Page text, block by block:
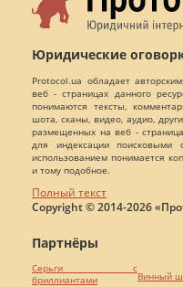
Юридические
Protocol.ua обладает
веб - страницах данного
понимаются тексты,
шота, сканы, видео, аудио,
размещенных на веб -
для индексации поисковыми
использованием понимается
и тому подобное.
Полный текст
Copyright © 2014-2026
Партнёры
Серьги с
бриллиантами
Винный